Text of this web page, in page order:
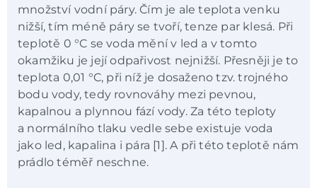
množství vodní páry. Čím je ale teplota venku
nižší, tím méně páry se tvoří, tenze par klesá. Při
teplotě 0 °C se voda mění v led a v tomto
okamžiku je její odpařivost nejnižší. Přesněji je to
teplota 0,01 °C, při níž je dosaženo tzv. trojného
bodu vody, tedy rovnováhy mezi pevnou,
kapalnou a plynnou fází vody. Za této teploty
a normálního tlaku vedle sebe existuje voda
jako led, kapalina i pára [1]. A při této teplotě nám
prádlo téměř neschne.